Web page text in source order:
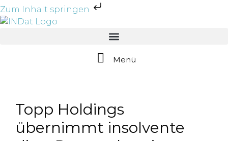
Zum Inhalt springen
Menü
Topp Holdings
übernimmt insolvente